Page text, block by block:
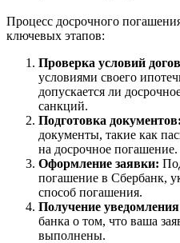
Процесс досрочного
ключевых этапов:
Проверка условий
условиями своего
допускается ли
санкций.
Подготовка документов:
документы, такие как
на досрочное погашение.
Оформление заявки:
погашение в Сбербанк,
способ погашения.
Получение
банка о том, что ваша
выполнены.